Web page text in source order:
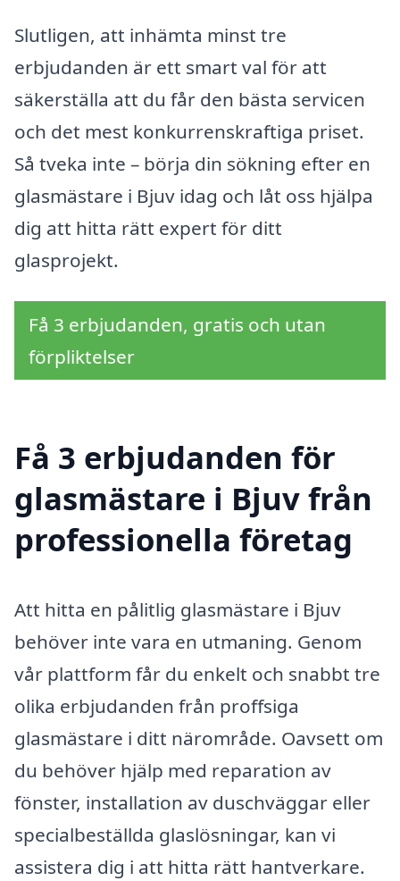
Slutligen, att inhämta minst tre
erbjudanden är ett smart val för att
säkerställa att du får den bästa servicen
och det mest konkurrenskraftiga priset.
Så tveka inte – börja din sökning efter en
glasmästare i Bjuv idag och låt oss hjälpa
dig att hitta rätt expert för ditt
glasprojekt.
Få 3 erbjudanden, gratis och utan
förpliktelser
Få 3 erbjudanden för
glasmästare i Bjuv från
professionella företag
Att hitta en pålitlig glasmästare i Bjuv
behöver inte vara en utmaning. Genom
vår plattform får du enkelt och snabbt tre
olika erbjudanden från proffsiga
glasmästare i ditt närområde. Oavsett om
du behöver hjälp med reparation av
fönster, installation av duschväggar eller
specialbeställda glaslösningar, kan vi
assistera dig i att hitta rätt hantverkare.